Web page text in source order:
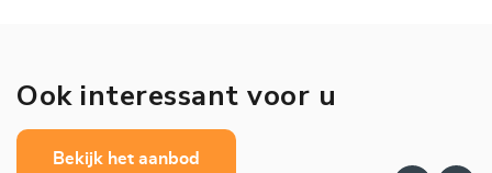
Ook interessant voor u
Bekijk het aanbod